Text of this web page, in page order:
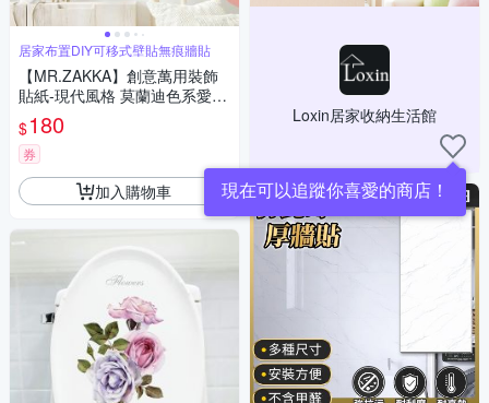
居家布置DIY可移式壁貼無痕牆貼
【MR.ZAKKA】創意萬用裝飾
貼紙-現代風格 莫蘭迪色系愛心
造型圖樣 7款任選 居家布置 DI
Y可移式壁貼 無痕壁貼 牆貼
$180
券
加入購物車
Loxin居家收納生活館